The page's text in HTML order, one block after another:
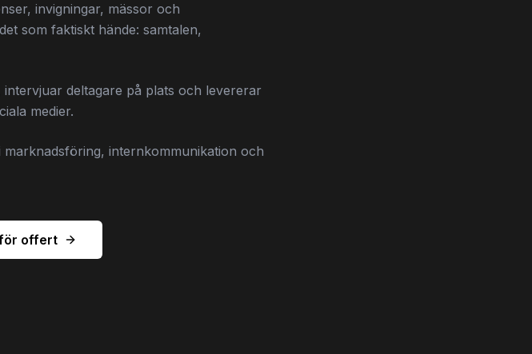
invigningar, mässor och
som faktiskt hände: samtalen,
deltagare på plats och levererar
medier.
internkommunikation och
offert